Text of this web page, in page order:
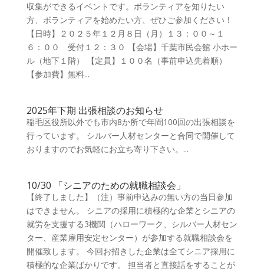
収集ができるイベントです。ボランティアを知りたい
方、ボランティアを始めたい方、ぜひご参加ください！
【日時】２０２５年１２月８日（月）１３：００～１
６：００ 受付１２：３０ 【会場】千葉市民会館 小ホー
ル（地下１階） 【定員】１００名（事前申込先着順）
【参加費】無料...
2025年下期 出張相談のお知らせ
稲毛区役所以外でも市内8か所で年間100回の出張相談を
行っています。 シルバー人材センターと合同で開催して
おりますのでお気軽にお立ち寄り下さい。...
10/30 「シニアのための就職相談会」
【終了しました】（注）事前申込みの無い方の当日参加
はできません。 シニアの採用に積極的な企業とシニアの
就労を支援する3機関（ハローワーク、シルバー人材セン
ター、産業雇用安定センター）が参加する就職相談会を
開催致します。 今回お招きした企業は全てシニア採用に
積極的な企業ばかりです。 担当者と直接話をすることが